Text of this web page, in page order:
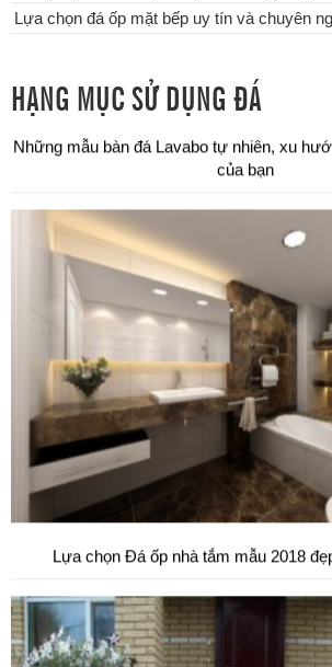
Lựa chọn đá ốp mặt bếp uy tín và chuyên
HẠNG MỤC SỬ DỤNG ĐÁ
Chuyên thi công đá ốp bậc tam cấp các
Đá tự nhiên ốp hành lang tự